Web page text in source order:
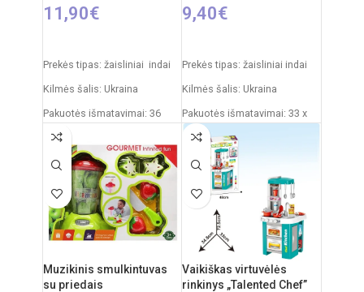
11,90€
Prekės tipas: žaisliniai indai
Kilmės šalis: Ukraina
Pakuotės išmatavimai: 36
Svoris: 0,5 kg
Produkto medžiaga: plastikas
Rekomenduojamas amžius:
nuo 3 metų
9,40€
Prekės tipas: žaisliniai indai
Kilmės šalis: Ukraina
Pakuotės išmatavimai: 33 x
23 x 10 cm
Produkto medžiaga: plastikas
Rekomenduojamas amžius:
nuo 3 metų
Muzikinis smulkintuvas
su priedais
Vaikiškas virtuvėlės
rinkinys „Talented Chef”